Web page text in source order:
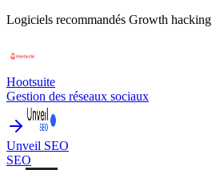
Logiciels recommandés Growth hacking
Hootsuite
Gestion des réseaux sociaux
Unveil SEO
SEO